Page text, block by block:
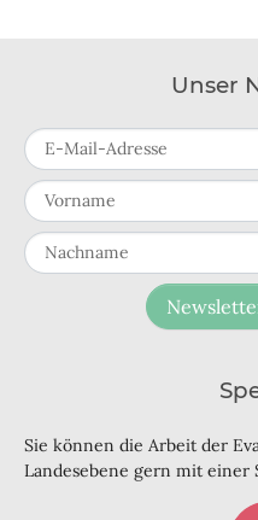
Unser
Sie können die Arbeit der
Landesebene gern mit einer